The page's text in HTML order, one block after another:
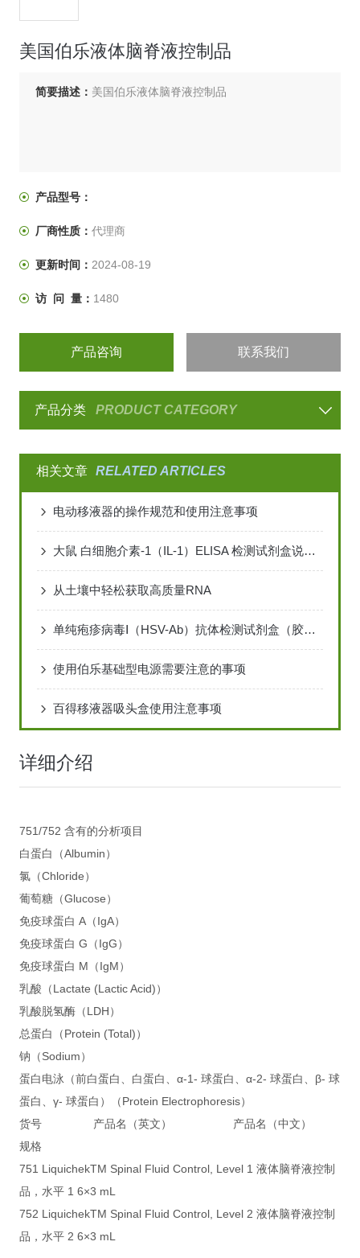
美国伯乐液体脑脊液控制品
简要描述： 美国伯乐液体脑脊液控制品
产品型号：
厂商性质： 代理商
更新时间： 2024-08-19
访 问 量： 1480
产品咨询 联系我们
产品分类 PRODUCT CATEGORY
相关文章 RELATED ARTICLES
电动移液器的操作规范和使用注意事项
大鼠 白细胞介素-1（IL-1）ELISA 检测试剂盒说明书
从土壤中轻松获取高质量RNA
单纯疱疹病毒Ⅰ（HSV-Ab）抗体检测试剂盒（胶体金法）说 明 书
使用伯乐基础型电源需要注意的事项
百得移液器吸头盒使用注意事项
详细介绍
751/752 含有的分析项目
白蛋白（Albumin）
氯（Chloride）
葡萄糖（Glucose）
免疫球蛋白 A（IgA）
免疫球蛋白 G（IgG）
免疫球蛋白 M（IgM）
乳酸（Lactate (Lactic Acid)）
乳酸脱氢酶（LDH）
总蛋白（Protein (Total)）
钠（Sodium）
蛋白电泳（前白蛋白、白蛋白、α-1- 球蛋白、α-2- 球蛋白、β- 球
蛋白、γ- 球蛋白）（Protein Electrophoresis）
货号 产品名（英文） 产品名（中文）
规格
751 LiquichekTM Spinal Fluid Control, Level 1 液体脑脊液控制
品，水平 1 6×3 mL
752 LiquichekTM Spinal Fluid Control, Level 2 液体脑脊液控制
品，水平 2 6×3 mL